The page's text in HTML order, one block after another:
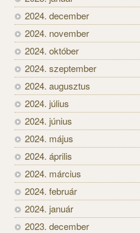
2024. december
2024. november
2024. október
2024. szeptember
2024. augusztus
2024. július
2024. június
2024. május
2024. április
2024. március
2024. február
2024. január
2023. december